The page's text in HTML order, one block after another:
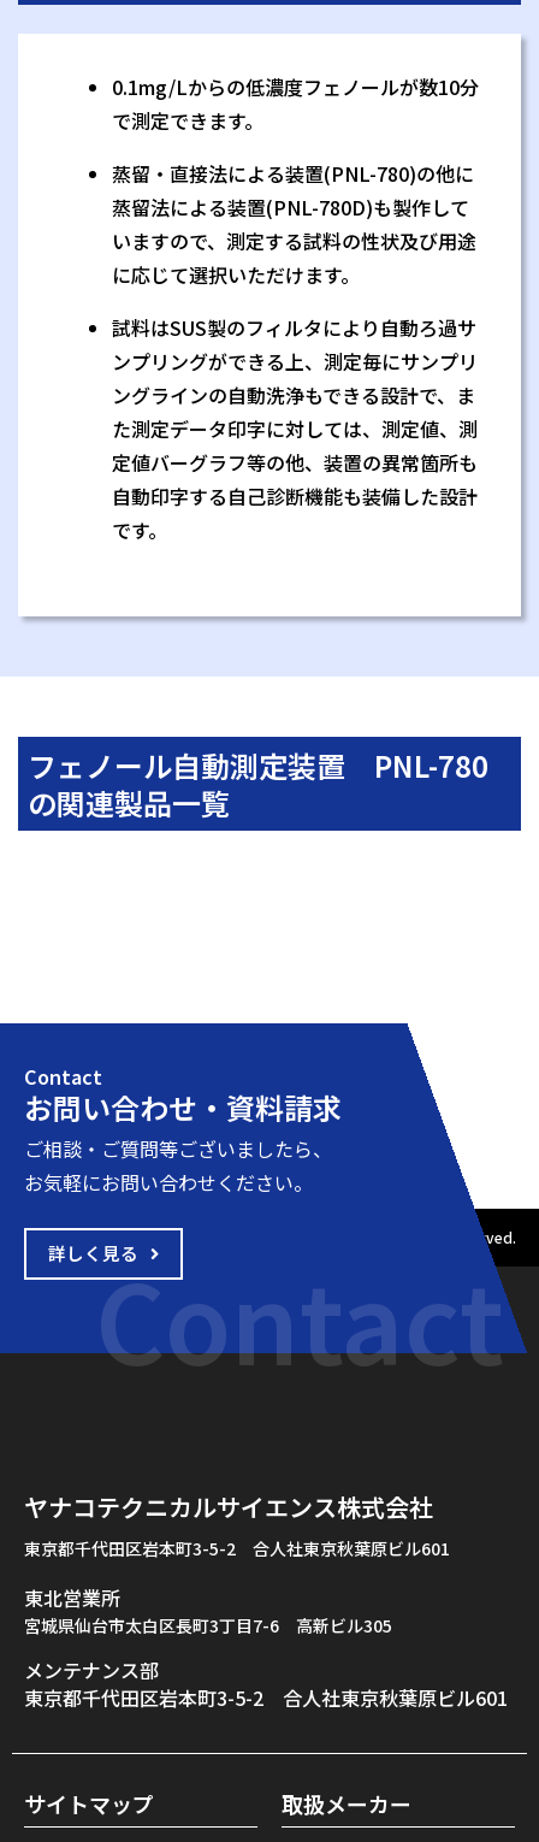
0.1mg/Lからの低濃度フェノールが数10分
で測定できます。
蒸留・直接法による装置(PNL-780)の他に
蒸留法による装置(PNL-780D)も製作して
いますので、測定する試料の性状及び用途
に応じて選択いただけます。
試料はSUS製のフィルタにより自動ろ過サ
ンプリングができる上、測定毎にサンプリ
ングラインの自動洗浄もできる設計で、ま
た測定データ印字に対しては、測定値、測
定値バーグラフ等の他、装置の異常箇所も
自動印字する自己診断機能も装備した設計
です。
フェノール自動測定装置 PNL-780
の関連製品一覧
Contact
お問い合わせ・資料請求
ご相談・ご質問等ございましたら、
お気軽にお問い合わせください。
詳しく見るContact
Copyright © 2001-2020 ヤナコテクニカルサイエンス All rights reserved.
ヤナコテクニカルサイエンス株式会社
東京都千代田区岩本町3-5-2 合人社東京秋葉原ビル601
東北営業所
宮城県仙台市太白区長町3丁目7-6 高新ビル305
メンテナンス部
東京都千代田区岩本町3-5-2 合人社東京秋葉原ビル601
サイトマップ 取扱メーカー